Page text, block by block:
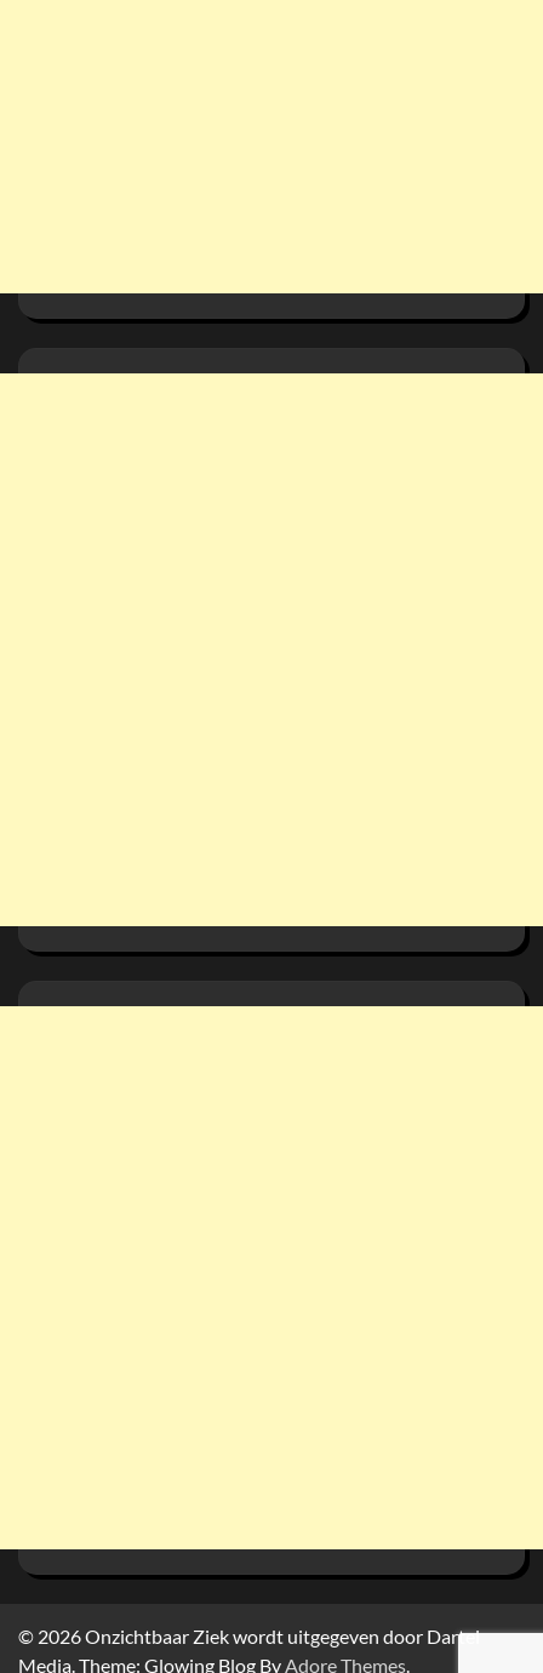
© 2026Onzichtbaar Ziek wordt uitgegeven door Dartel
Media. Theme: Glowing Blog ByAdore Themes.